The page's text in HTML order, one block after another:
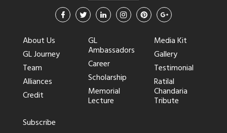
About Us
GL Journey
Team
Alliances
Credit
GL
Ambassadors
Career
Scholarship
Memorial
Lecture
Media Kit
Gallery
Testimonial
Ratilal
Chandaria
Tribute
Subscribe